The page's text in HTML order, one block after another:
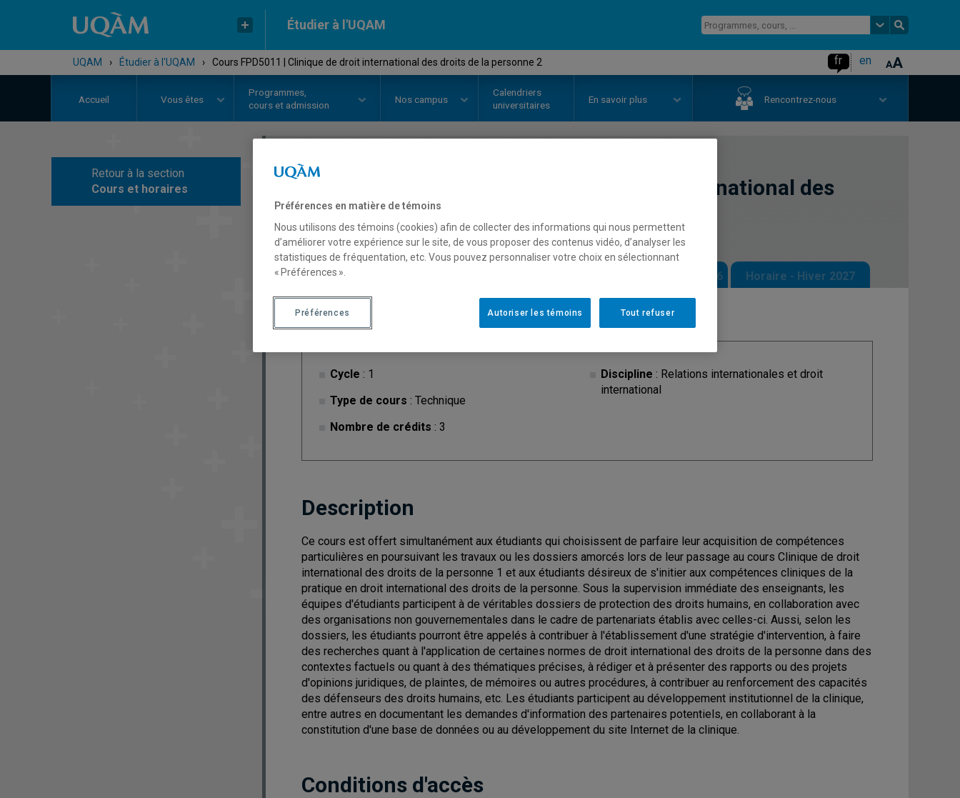
Étudier à l'UQAM
UQAM › Étudier à l'UQAM › Cours FPD5011 | Clinique de droit international des droits de la personne 2 fr en
Accueil Vous êtes
Programmes,
cours et admission
Nos campus
Calendriers
universitaires
En savoir plus Rencontrez-nous
Retour à la section
Cours et horaires
Clinique de droit international des
droits de la personne 2
Description Horaire - Automne 2026 Horaire - Hiver 2027
Cycle : 1
Type de cours : Technique
Nombre de crédits : 3
Discipline : Relations internationales et droit
international
Description
Ce cours est offert simultanément aux étudiants qui choisissent de parfaire leur acquisition de compétences
particulières en poursuivant les travaux ou les dossiers amorcés lors de leur passage au cours Clinique de droit
international des droits de la personne 1 et aux étudiants désireux de s'initier aux compétences cliniques de la
pratique en droit international des droits de la personne. Sous la supervision immédiate des enseignants, les
équipes d'étudiants participent à de véritables dossiers de protection des droits humains, en collaboration avec
des organisations non gouvernementales dans le cadre de partenariats établis avec celles-ci. Aussi, selon les
dossiers, les étudiants pourront être appelés à contribuer à l'établissement d'une stratégie d'intervention, à faire
des recherches quant à l'application de certaines normes de droit international des droits de la personne dans des
contextes factuels ou quant à des thématiques précises, à rédiger et à présenter des rapports ou des projets
d'opinions juridiques, de plaintes, de mémoires ou autres procédures, à contribuer au renforcement des capacités
des défenseurs des droits humains, etc. Les étudiants participent au développement institutionnel de la clinique,
entre autres en documentant les demandes d'information des partenaires potentiels, en collaborant à la
constitution d'une base de données ou au développement du site Internet de la clinique.
Conditions d'accès
Préférences en matière de témoins
Nous utilisons des témoins (cookies) afin de collecter des informations qui nous permettent
d’améliorer votre expérience sur le site, de vous proposer des contenus vidéo, d’analyser les
statistiques de fréquentation, etc. Vous pouvez personnaliser votre choix en sélectionnant
« Préférences ».
Tout refuser
Autoriser les témoins
Préférences